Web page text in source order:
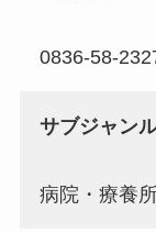
0836-58-
サブジャン
病院・療養